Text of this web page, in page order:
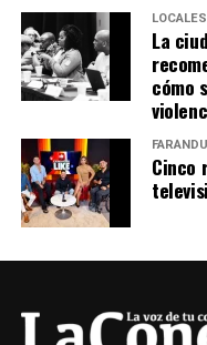
LOCALES
La
cómo
Cinco